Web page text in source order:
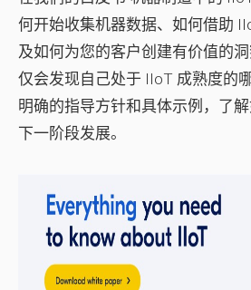
何开始收集机器数据、如何借助
及如何为您的客户创建有价值的
仅会发现自己处于 IIoT 成熟度的
明确的指导方针和具体示例，了
下一阶段发展。